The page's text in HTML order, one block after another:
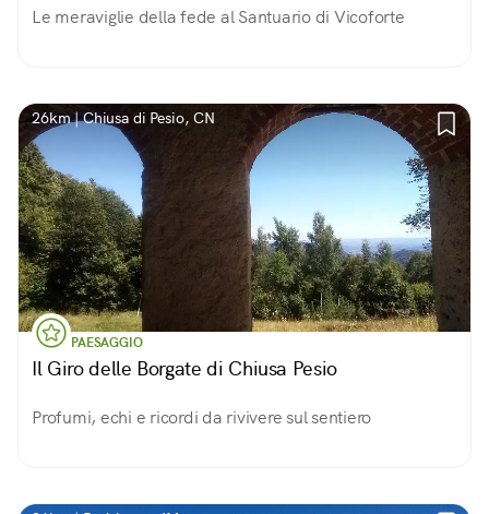
Le meraviglie della fede al Santuario di Vicoforte
26km | Chiusa di Pesio, CN
PAESAGGIO
Il Giro delle Borgate di Chiusa Pesio
Profumi, echi e ricordi da rivivere sul sentiero